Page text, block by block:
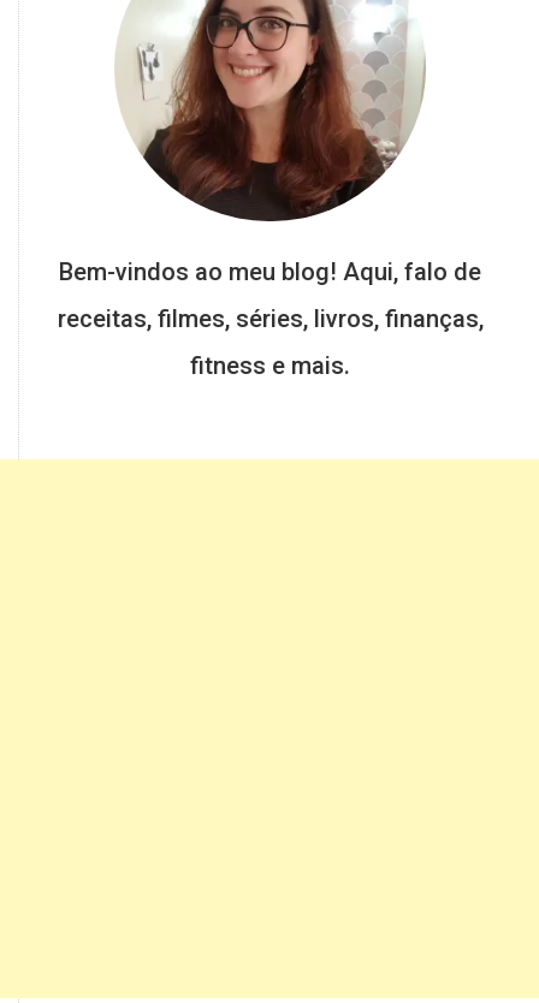
Bem-vindos ao meu blog! Aqui, falo de
receitas, filmes, séries, livros, finanças,
fitness e mais.